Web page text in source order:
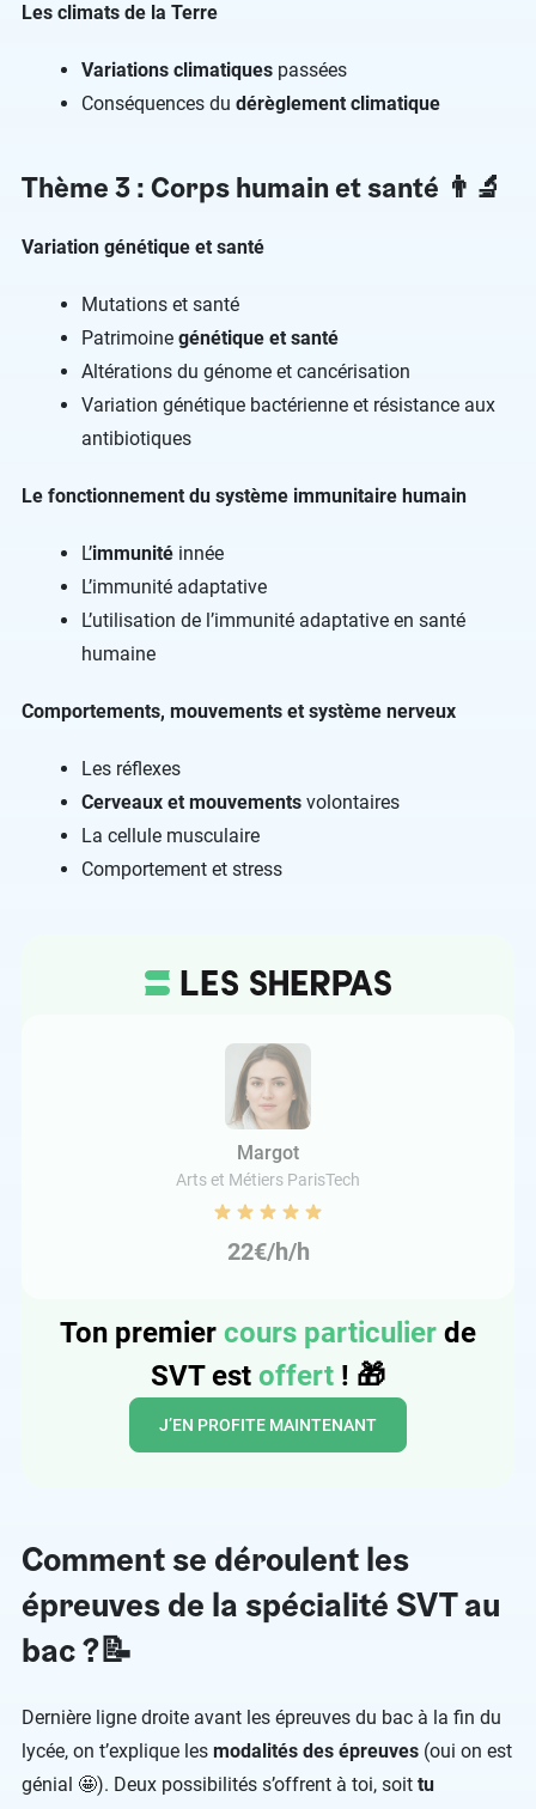
Les climats de la Terre
Variations climatiques passées
Conséquences du dérèglement climatique
Thème 3 : Corps humain et santé 👨‍🔬
Variation génétique et santé
Mutations et santé
Patrimoine génétique et santé
Altérations du génome et cancérisation
Variation génétique bactérienne et résistance aux
antibiotiques
Le fonctionnement du système immunitaire humain
L’immunité innée
L’immunité adaptative
L’utilisation de l’immunité adaptative en santé
humaine
Comportements, mouvements et système nerveux
Les réflexes
Cerveaux et mouvements volontaires
La cellule musculaire
Comportement et stress
Margot
Arts et Métiers ParisTech
22€/h/h
Ton premier cours particulier de
SVT est offert ! 🎁
J’EN PROFITE MAINTENANT
Comment se déroulent les
épreuves de la spécialité SVT au
bac ?📝
Dernière ligne droite avant les épreuves du bac à la fin du
lycée, on t’explique les modalités des épreuves (oui on est
génial 🤩). Deux possibilités s’offrent à toi, soit tu